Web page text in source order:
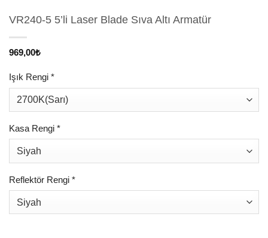
VR240-5 5’li Laser Blade Sıva Altı Armatür
969,00₺
Işık Rengi *
Kasa Rengi *
Reflektör Rengi *